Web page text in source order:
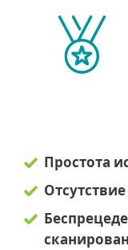
Простота